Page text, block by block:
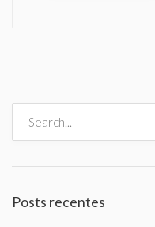
Posts recentes